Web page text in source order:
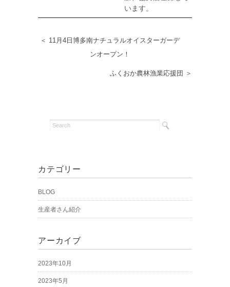
います。
＜ 11月4日博多南ナチュラルオイスターガーデ
ンオープン！
ふくおか農林漁業応援団 ＞
カテゴリー
BLOG
生産者さん紹介
アーカイブ
2023年10月
2023年5月